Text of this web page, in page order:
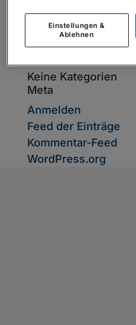
nach:
Neueste Kommentare
Archiv
Keine Kategorien
Meta
Anmelden
Feed der Einträge
Kommentar-Feed
WordPress.org
Einstellungen &
Ablehnen